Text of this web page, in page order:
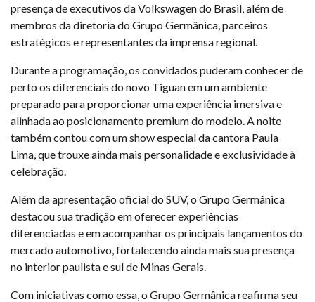
presença de executivos da Volkswagen do Brasil, além de
membros da diretoria do Grupo Germânica, parceiros
estratégicos e representantes da imprensa regional.
Durante a programação, os convidados puderam conhecer de
perto os diferenciais do novo Tiguan em um ambiente
preparado para proporcionar uma experiência imersiva e
alinhada ao posicionamento premium do modelo. A noite
também contou com um show especial da cantora Paula
Lima, que trouxe ainda mais personalidade e exclusividade à
celebração.
Além da apresentação oficial do SUV, o Grupo Germânica
destacou sua tradição em oferecer experiências
diferenciadas e em acompanhar os principais lançamentos do
mercado automotivo, fortalecendo ainda mais sua presença
no interior paulista e sul de Minas Gerais.
Com iniciativas como essa, o Grupo Germânica reafirma seu